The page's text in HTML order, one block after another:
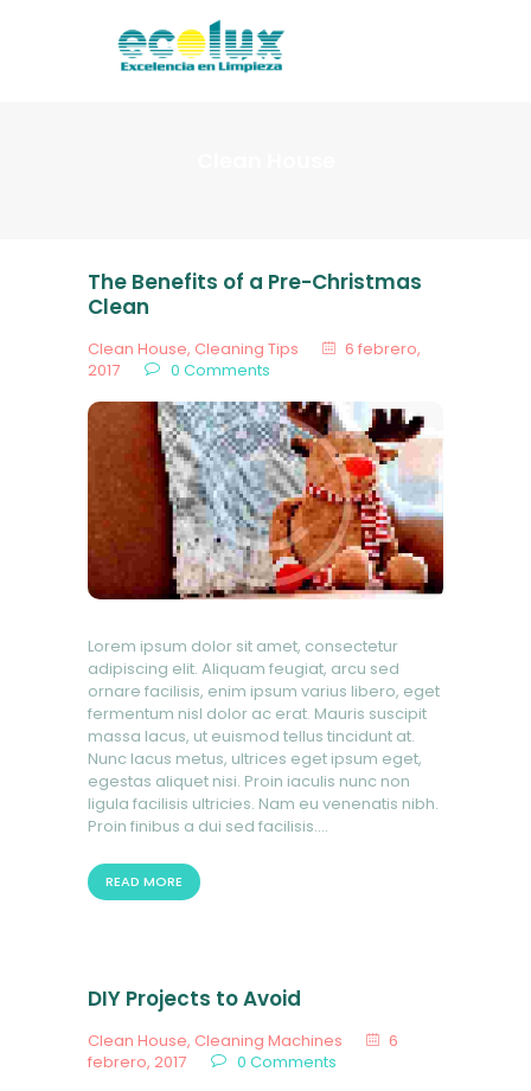
HOME
PRESUPUESTOS
The Benefits of a Pre-Christmas
Clean
Clean House, Cleaning Tips
6 febrero,
2017
0 Comments
Lorem ipsum dolor sit amet, consectetur
adipiscing elit. Aliquam feugiat, arcu sed
ornare facilisis, enim ipsum varius libero, eget
fermentum nisl dolor ac erat. Mauris suscipit
massa lacus, ut euismod tellus tincidunt at.
Nunc lacus metus, ultrices eget ipsum eget,
egestas aliquet nisi. Proin iaculis nunc non
ligula facilisis ultricies. Nam eu venenatis nibh.
Proin finibus a dui sed facilisis.…
READ MORE
DIY Projects to Avoid
Clean House, Cleaning Machines
6
febrero, 2017
0 Comments